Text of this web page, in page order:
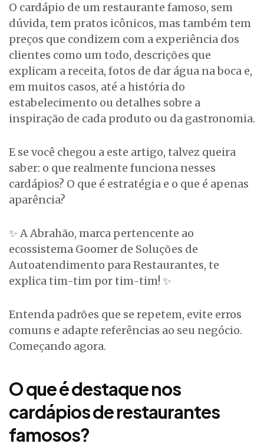
O cardápio de um restaurante famoso, sem
dúvida, tem pratos icônicos, mas também tem
preços que condizem com a experiência dos
clientes como um todo, descrições que
explicam a receita, fotos de dar água na boca e,
em muitos casos, até a história do
estabelecimento ou detalhes sobre a
inspiração de cada produto ou da gastronomia.
E se você chegou a este artigo, talvez queira
saber: o que realmente funciona nesses
cardápios? O que é estratégia e o que é apenas
aparência?
✨ A Abrahão, marca pertencente ao
ecossistema Goomer de Soluções de
Autoatendimento para Restaurantes, te
explica tim-tim por tim-tim! ✨
Entenda padrões que se repetem, evite erros
comuns e adapte referências ao seu negócio.
Começando agora.
O que é destaque nos
cardápios de restaurantes
famosos?